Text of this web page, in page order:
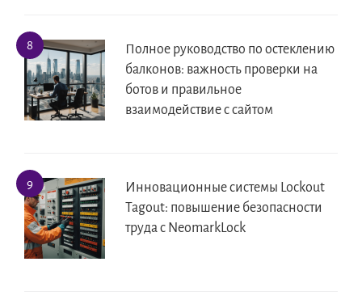
Полное руководство по остеклению
балконов: важность проверки на
ботов и правильное
взаимодействие с сайтом
Инновационные системы Lockout
Tagout: повышение безопасности
труда с NeomarkLock